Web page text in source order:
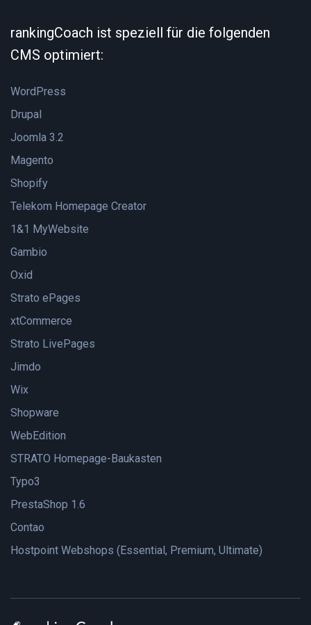
rankingCoach ist speziell für die folgenden
CMS optimiert:
WordPress
Drupal
Joomla 3.2
Magento
Shopify
Telekom Homepage Creator
1&1 MyWebsite
Gambio
Oxid
Strato ePages
xtCommerce
Strato LivePages
Jimdo
Wix
Shopware
WebEdition
STRATO Homepage-Baukasten
Typo3
PrestaShop 1.6
Contao
Hostpoint Webshops (Essential, Premium, Ultimate)